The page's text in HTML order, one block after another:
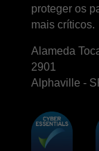
proteger os
mais críticos.
Alameda
2901
Alphaville -